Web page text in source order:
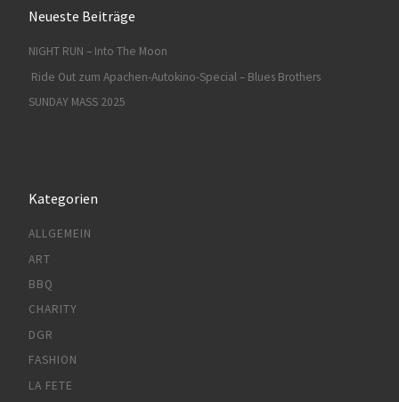
Neueste Beiträge
NIGHT RUN – Into The Moon
Ride Out zum Apachen-Autokino-Special – Blues Brothers
SUNDAY MASS 2025
Kategorien
ALLGEMEIN
ART
BBQ
CHARITY
DGR
FASHION
LA FETE